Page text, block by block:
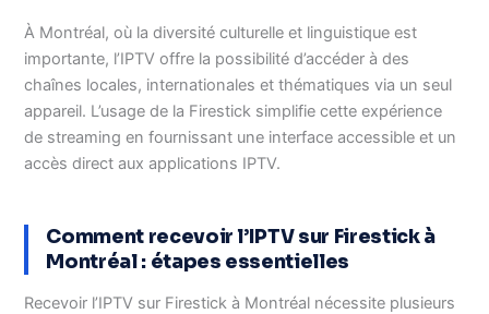
À Montréal, où la diversité culturelle et linguistique est
importante, l’IPTV offre la possibilité d’accéder à des
chaînes locales, internationales et thématiques via un seul
appareil. L’usage de la Firestick simplifie cette expérience
de streaming en fournissant une interface accessible et un
accès direct aux applications IPTV.
Comment recevoir l’IPTV sur Firestick à
Montréal : étapes essentielles
Recevoir l’IPTV sur Firestick à Montréal nécessite plusieurs